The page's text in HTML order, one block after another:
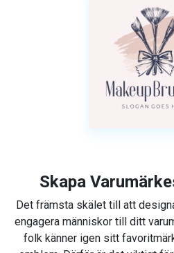
Skapa
Det främsta skälet till att
engagera människor till ditt
folk känner igen sitt